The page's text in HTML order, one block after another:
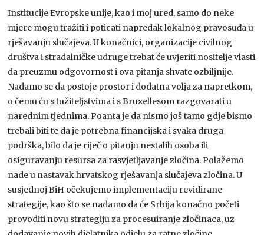
Institucije Evropske unije, kao i moj ured, samo do neke
mjere mogu tražiti i poticati napredak lokalnog pravosuđa u
rješavanju slučajeva. U konačnici, organizacije civilnog
društva i stradalničke udruge trebat će uvjeriti nositelje vlasti
da preuzmu odgovornost i ova pitanja shvate ozbiljnije.
Nadamo se da postoje prostor i dodatna volja za napretkom,
o čemu ću s tužiteljstvima i s Bruxellesom razgovarati u
narednim tjednima. Poanta je da nismo još tamo gdje bismo
trebali biti te da je potrebna financijska i svaka druga
podrška, bilo da je riječ o pitanju nestalih osoba ili
osiguravanju resursa za rasvjetljavanje zločina. Polažemo
nade u nastavak hrvatskog rješavanja slučajeva zločina. U
susjednoj BiH očekujemo implementaciju revidirane
strategije, kao što se nadamo da će Srbija konačno početi
provoditi novu strategiju za procesuiranje zločinaca, uz